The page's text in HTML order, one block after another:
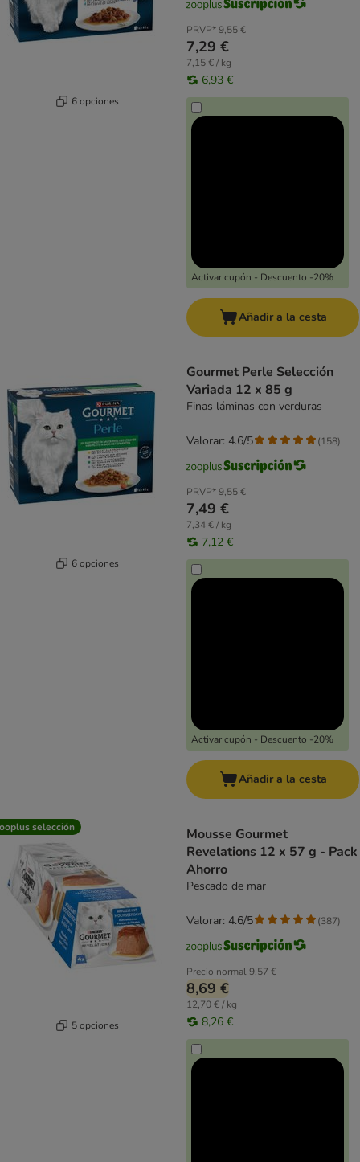
6 opciones
PRVP*9,55 €
7,29 €
7,15 € / kg
6,93 €
Activar cupón - Descuento -20%
Añadir a la cesta
6 opciones
Gourmet Perle Selección
Variada 12 x 85 g
Finas láminas con verduras
PRVP*9,55 €
7,49 €
7,34 € / kg
7,12 €
Activar cupón - Descuento -20%
Valorar: 4.6/5 (158)
Añadir a la cesta
selección
5 opciones
Mousse Gourmet
Revelations 12 x 57 g - Pack
Ahorro
Pescado de mar
Precio normal9,57 €
8,69 €
12,70 € / kg
8,26 €
Valorar: 4.6/5 (387)